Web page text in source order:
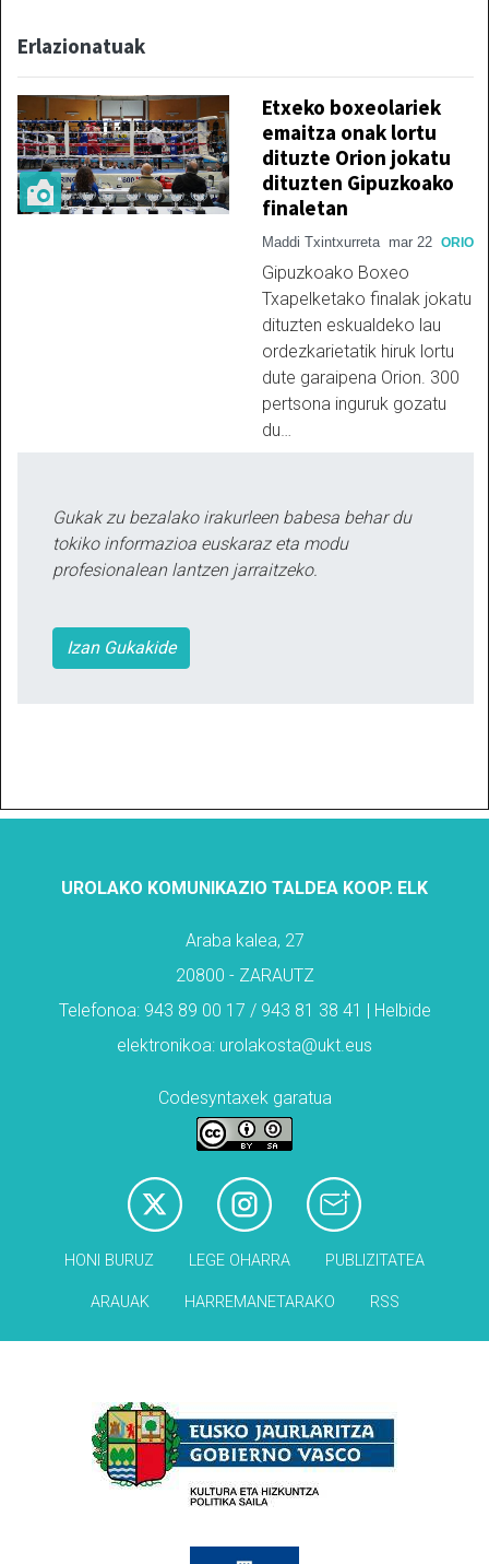
Erlazionatuak
Etxeko boxeolariek
emaitza onak lortu
dituzte Orion jokatu
dituzten Gipuzkoako
finaletan
Maddi Txintxurreta mar 22 ORIO
Gipuzkoako Boxeo
Txapelketako finalak jokatu
dituzten eskualdeko lau
ordezkarietatik hiruk lortu
dute garaipena Orion. 300
pertsona inguruk gozatu
du…
Gukak zu bezalako irakurleen babesa behar du
tokiko informazioa euskaraz eta modu
profesionalean lantzen jarraitzeko.
Izan Gukakide
UROLAKO KOMUNIKAZIO TALDEA KOOP. ELK
Araba kalea, 27
20800 - ZARAUTZ
Telefonoa: 943 89 00 17 / 943 81 38 41 | Helbide
elektronikoa: urolakosta@ukt.eus
Codesyntaxek garatua
HONI BURUZ LEGE OHARRA PUBLIZITATEA
ARAUAK HARREMANETARAKO RSS